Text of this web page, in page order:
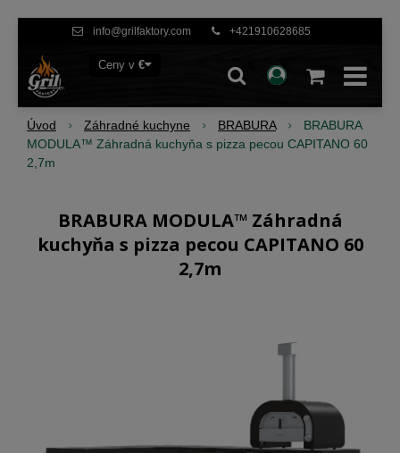
info@grilfaktory.com +421910628685
Ceny v €
Úvod Záhradné kuchyne BRABURA
BRABURA
MODULA™ Záhradná kuchyňa s pizza pecou CAPITANO 60
2,7m
BRABURA MODULA™ Záhradná
kuchyňa s pizza pecou CAPITANO 60
2,7m